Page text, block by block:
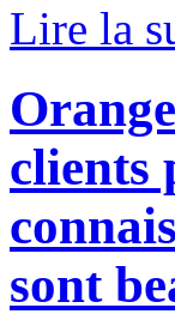
Lire la
clients
sont